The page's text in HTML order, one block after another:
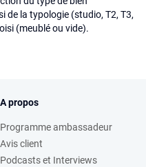
de la typologie (studio, T2, T3,
(meublé ou vide).
A propos
Programme ambassadeur
Avis client
Podcasts et Interviews